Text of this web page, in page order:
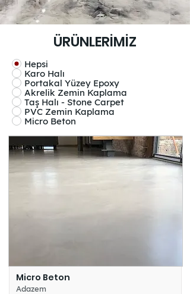
ÜRÜNLERİMİZ
Hepsi
Karo Halı
Portakal Yüzey Epoxy
Akrelik Zemin Kaplama
Taş Halı - Stone Carpet
PVC Zemin Kaplama
Micro Beton
Micro Beton
Adazem